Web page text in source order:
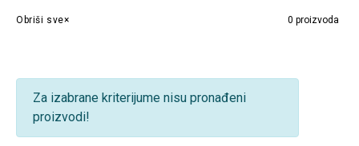
0 proizvoda
Obriši sve
Za izabrane kriterijume nisu pronađeni
proizvodi!